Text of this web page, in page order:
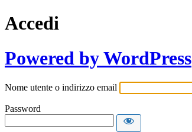
Accedi
Powered by WordPress
Nome utente o indirizzo email
Password